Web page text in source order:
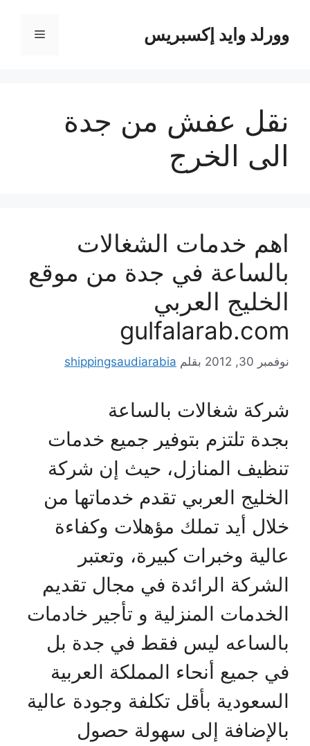
المحتوىوورلد وايد إكسبريس القائمة
نقل عفش من جدة
الى الخرج
اهم خدمات الشغالات
بالساعة في جدة من موقع
الخليج العربي
gulfalarab.com
نوفمبر 30, 2012 بقلم shippingsaudiarabia
شركة شغالات بالساعة
بجدة تلتزم بتوفير جميع خدمات
تنظيف المنازل، حيث إن شركة
الخليج العربي تقدم خدماتها من
خلال أيد تملك مؤهلات وكفاءة
عالية وخبرات كبيرة، وتعتبر
الشركة الرائدة في مجال تقديم
الخدمات المنزلية و تأجير خادمات
بالساعه ليس فقط في جدة بل
في جميع أنحاء المملكة العربية
السعودية بأقل تكلفة وجودة عالية
بالإضافة إلى سهولة حصول